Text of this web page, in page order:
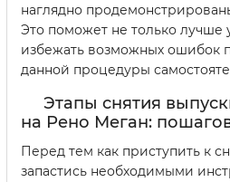
наглядно
Это поможет не только лучше
избежать возможных ошибок
данной процедуры
Этапы снятия
на Рено Меган:
Перед тем как приступить к
запастись необходимыми